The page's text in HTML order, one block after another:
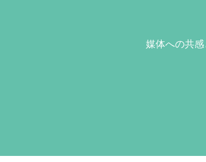
媒体への共